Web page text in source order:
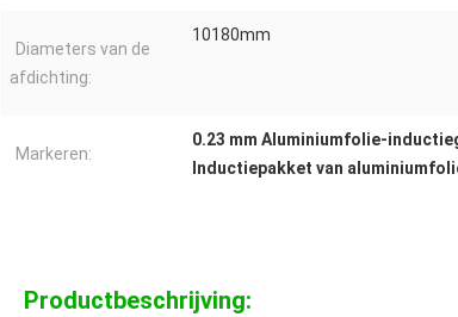
Diameters van de
afdichting:
10180mm
Markeren:
0.23 mm Aluminiumfolie-
Inductiepakket van
Productbeschrijving: